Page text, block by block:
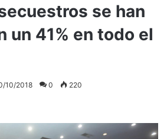
se han
un 41% en todo el
10/2018 0 220